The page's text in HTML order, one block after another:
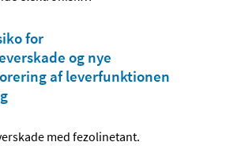
for
og nye
af leverfunktionen
med fezolinetant.